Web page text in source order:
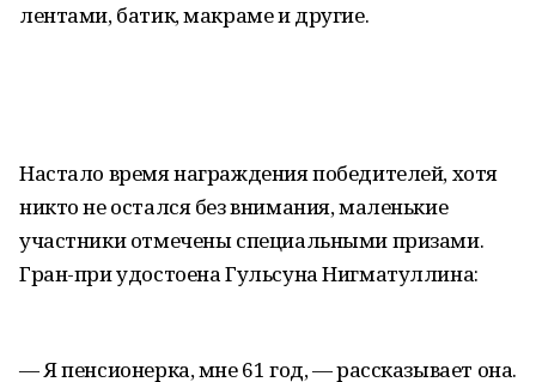
лентами, батик, макраме и другие.
Настало время награждения победителей, хотя
никто не остался без внимания, маленькие
участники отмечены специальными призами.
Гран-при удостоена Гульсуна Нигматуллина:
— Я пенсионерка, мне 61 год, — рассказывает она.